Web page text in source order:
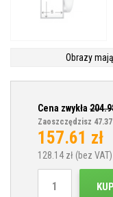
Obrazy
Cena zwykła
Zaoszczędzisz 47.37
157.61 zł
128.14 zł (bez VAT)